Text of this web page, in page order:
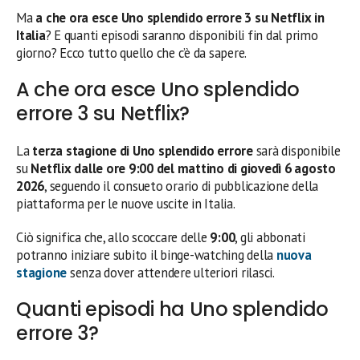
Maa che ora esce Uno splendido errore 3 su Netflix in
Italia? E quanti episodi saranno disponibili fin dal primo
giorno? Ecco tutto quello che c’è da sapere.
A che ora esce Uno splendido
errore 3 su Netflix?
Laterza stagione di Uno splendido erroresarà disponibile
suNetflix dalle ore 9:00 del mattino di giovedì 6 agosto
2026, seguendo il consueto orario di pubblicazione della
piattaforma per le nuove uscite in Italia.
Ciò significa che, allo scoccare delle 9:00, gli abbonati
potranno iniziare subito il binge-watching della nuova
stagionesenza dover attendere ulteriori rilasci.
Quanti episodi ha Uno splendido
errore 3?